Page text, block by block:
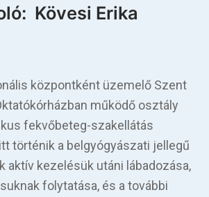
Kövesi Erika
központként üzemelő Szent
működő osztály
fekvőbeteg-szakellátás
történik a belgyógyászati jellegű
aktív kezelésük utáni lábadozása,
folytatása, és a további